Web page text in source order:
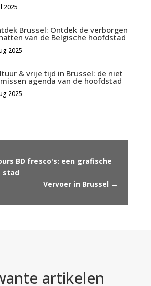
2025
Brussel: Ontdek de verborgen
van de Belgische hoofdstad
2025
& vrije tijd in Brussel: de niet
agenda van de hoofdstad
2025
BD fresco's: een grafische
stad
Vervoer in Brussel →
artikelen